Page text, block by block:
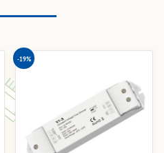
-19%